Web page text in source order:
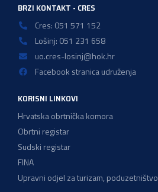
BRZI KONTAKT - CRES
Cres: 051 571 152
Lošinj: 051 231 658
uo.cres-losinj@hok.hr
Facebook stranica udruženja
KORISNI LINKOVI
Hrvatska obrtnička komora
Obrtni registar
Sudski registar
FINA
Upravni odjel za turizam,